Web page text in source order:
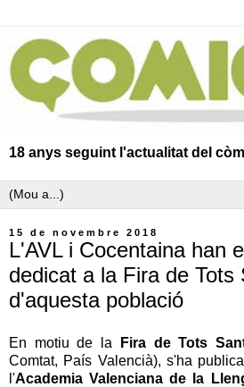
18 anys seguint l'actualitat del
15 de novembre 2018
L'AVL i Cocentaina han
dedicat a la Fira de Tots
d'aquesta població
En motiu de la Fira de Tots
Comtat, País Valencià), s'ha
l'Academia Valenciana de la